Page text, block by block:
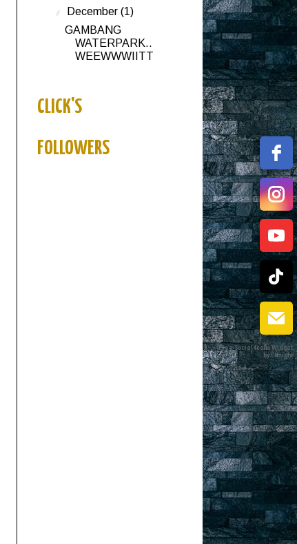
Free Social Icons Widget
by Elfsight
▼
December(1)
GAMBANG
WATERPARK..
WEEWWWIITT
CLICK'S
FOLLOWERS